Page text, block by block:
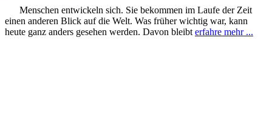
Menschen entwickeln sich. Sie bekommen im Laufe der Zeit
einen anderen Blick auf die Welt. Was früher wichtig war, kann
heute ganz anders gesehen werden. Davon bleibt erfahre mehr ...